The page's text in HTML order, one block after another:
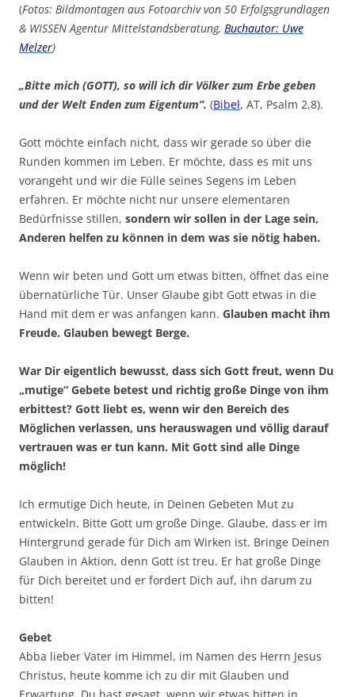
(Fotos: Bildmontagen aus Fotoarchiv von 50 Erfolgsgrundlagen
& WISSEN Agentur Mittelstandsberatung, Buchautor: Uwe
Melzer)
„Bitte mich (GOTT), so will ich dir Völker zum Erbe geben
und der Welt Enden zum Eigentum“. (Bibel, AT, Psalm 2,8).
Gott möchte einfach nicht, dass wir gerade so über die
Runden kommen im Leben. Er möchte, dass es mit uns
vorangeht und wir die Fülle seines Segens im Leben
erfahren. Er möchte nicht nur unsere elementaren
Bedürfnisse stillen, sondern wir sollen in der Lage sein,
Anderen helfen zu können in dem was sie nötig haben.
Wenn wir beten und Gott um etwas bitten, öffnet das eine
übernatürliche Tür. Unser Glaube gibt Gott etwas in die
Hand mit dem er was anfangen kann. Glauben macht ihm
Freude. Glauben bewegt Berge.
War Dir eigentlich bewusst, dass sich Gott freut, wenn Du
„mutige“ Gebete betest und richtig große Dinge von ihm
erbittest? Gott liebt es, wenn wir den Bereich des
Möglichen verlassen, uns herauswagen und völlig darauf
vertrauen was er tun kann. Mit Gott sind alle Dinge
möglich!
Ich ermutige Dich heute, in Deinen Gebeten Mut zu
entwickeln. Bitte Gott um große Dinge. Glaube, dass er im
Hintergrund gerade für Dich am Wirken ist. Bringe Deinen
Glauben in Aktion, denn Gott ist treu. Er hat große Dinge
für Dich bereitet und er fordert Dich auf, ihn darum zu
bitten!
Gebet
Abba lieber Vater im Himmel, im Namen des Herrn Jesus
Christus, heute komme ich zu dir mit Glauben und